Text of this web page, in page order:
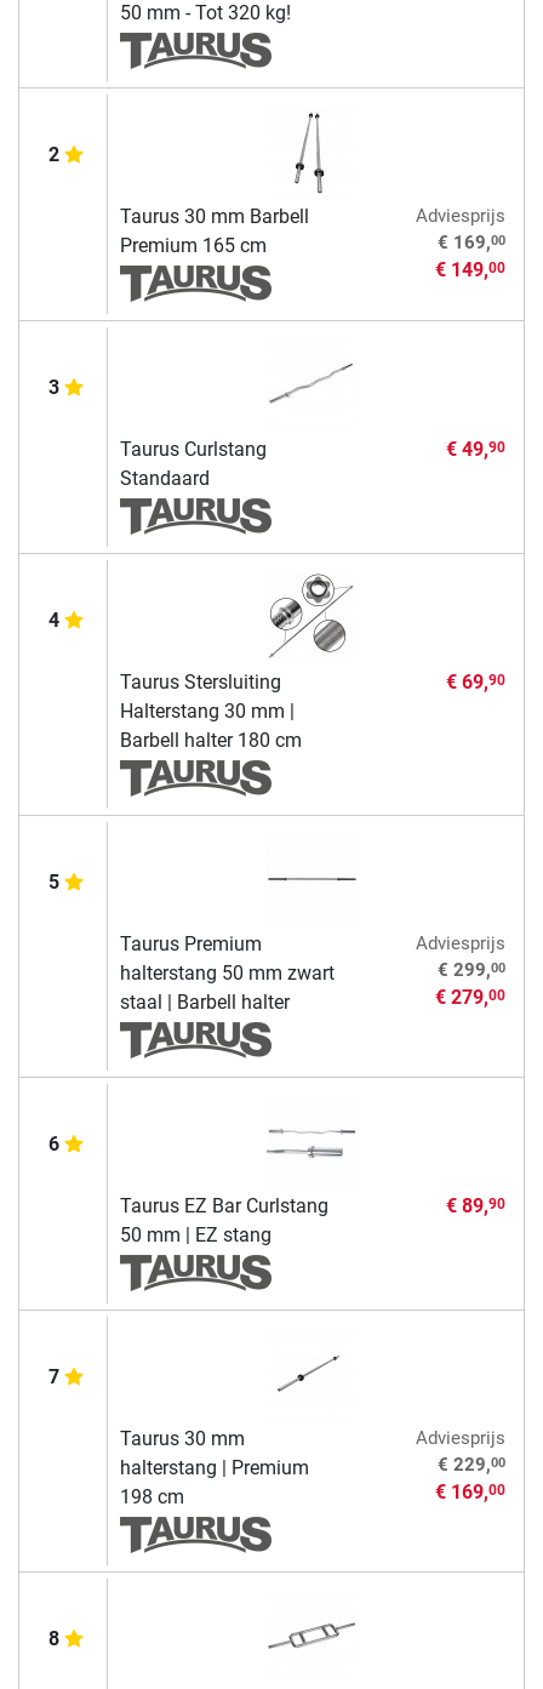
50 mm - Tot 320 kg!
2
Taurus 30 mm Barbell
Premium 165 cm
Adviesprijs
€ 169,00
€ 149,00
3
Taurus Curlstang
Standaard
€ 49,90
4
Taurus Stersluiting
Halterstang 30 mm |
Barbell halter 180 cm
€ 69,90
5
Taurus Premium
halterstang 50 mm zwart
staal | Barbell halter
Adviesprijs
€ 299,00
€ 279,00
6
Taurus EZ Bar Curlstang
50 mm | EZ stang
€ 89,90
7
Taurus 30 mm
halterstang | Premium
198 cm
Adviesprijs
€ 229,00
€ 169,00
8